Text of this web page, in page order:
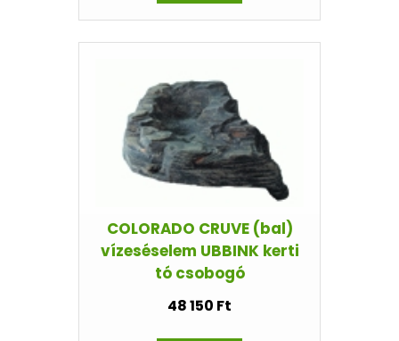
COLORADO CRUVE (bal)
vízeséselem UBBINK kerti
tó csobogó
48 150 Ft